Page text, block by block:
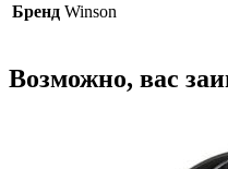
Бренд Winson
Возможно, вас